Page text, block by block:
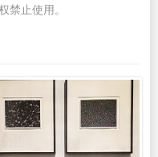
止使用。